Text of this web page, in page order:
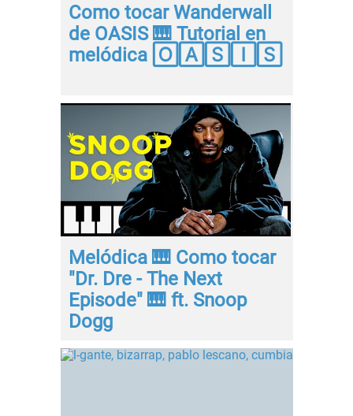
Como tocar Wanderwall
de OASIS 🎹 Tutorial en
melódica 🄾🄰🅂🄸🅂
Melódica 🎹 Como tocar
"Dr. Dre - The Next
Episode" 🎹 ft. Snoop
Dogg